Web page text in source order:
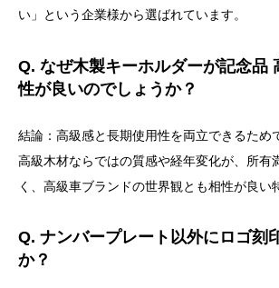
い」という企業様から選ばれています。
Q. なぜ木製キーホルダーが記念品
性が良いのでしょうか？
結論：高級感と長期使用性を両立できるため
高級木材ならではの質感や経年変化が、所有
く、高級車ブランドの世界観とも相性が良い
Q. ナンバープレート以外にロゴ刻
か？